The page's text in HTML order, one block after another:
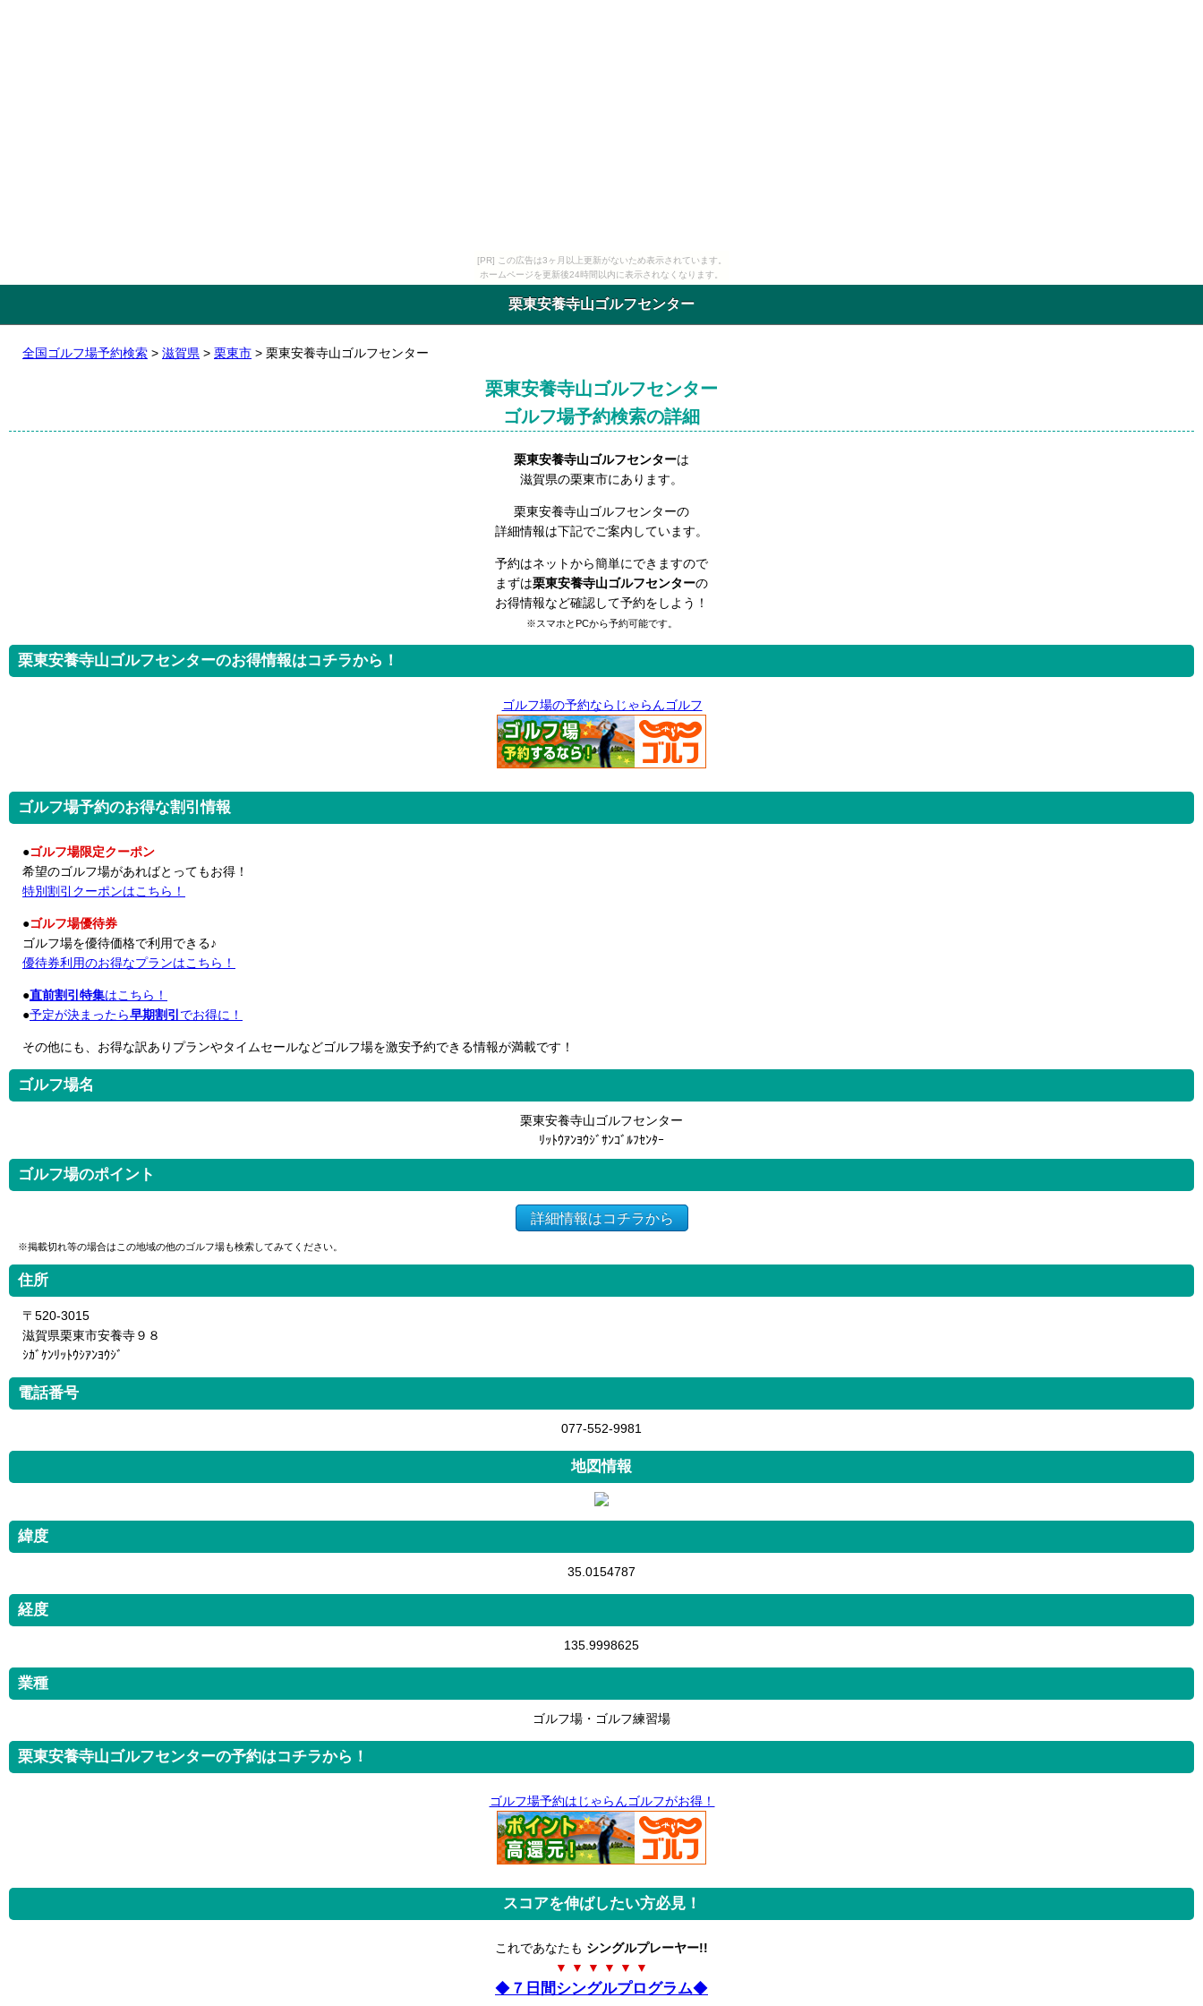
[PR] この広告は3ヶ月以上更新がないため表示されています。
ホームページを更新後24時間以内に表示されなくなります。
栗東安養寺山ゴルフセンター
全国ゴルフ場予約検索 > 滋賀県 > 栗東市 > 栗東安養寺山ゴルフセンター
栗東安養寺山ゴルフセンター
ゴルフ場予約検索の詳細
栗東安養寺山ゴルフセンターは
滋賀県の栗東市にあります。
栗東安養寺山ゴルフセンターの
詳細情報は下記でご案内しています。
予約はネットから簡単にできますので
まずは栗東安養寺山ゴルフセンターの
お得情報など確認して予約をしよう！
※スマホとPCから予約可能です。
栗東安養寺山ゴルフセンターのお得情報はコチラから！
ゴルフ場の予約ならじゃらんゴルフ
ゴルフ場予約のお得な割引情報
●ゴルフ場限定クーポン
希望のゴルフ場があればとってもお得！
特別割引クーポンはこちら！
●ゴルフ場優待券
ゴルフ場を優待価格で利用できる♪
優待券利用のお得なプランはこちら！
●直前割引特集はこちら！
●予定が決まったら早期割引 でお得に！
その他にも、お得な訳ありプランやタイムセールなどゴルフ場を激安予約できる情報が満載です！
ゴルフ場名
栗東安養寺山ゴルフセンター
ﾘｯﾄｳｱﾝﾖｳｼﾞｻﾝｺﾞﾙﾌｾﾝﾀｰ
ゴルフ場のポイント
詳細情報はコチラから
※掲載切れ等の場合はこの地域の他のゴルフ場も検索してみてください。
住所
〒520-3015
滋賀県栗東市安養寺９８
ｼｶﾞｹﾝﾘｯﾄｳｼｱﾝﾖｳｼﾞ
電話番号
077-552-9981
地図情報
緯度
35.0154787
経度
135.9998625
業種
ゴルフ場・ゴルフ練習場
栗東安養寺山ゴルフセンターの予約はコチラから！
ゴルフ場予約はじゃらんゴルフがお得！
スコアを伸ばしたい方必見！
これであなたも シングルプレーヤー!!
▼ ▼ ▼ ▼ ▼ ▼
◆ ７日間シングルプログラム◆